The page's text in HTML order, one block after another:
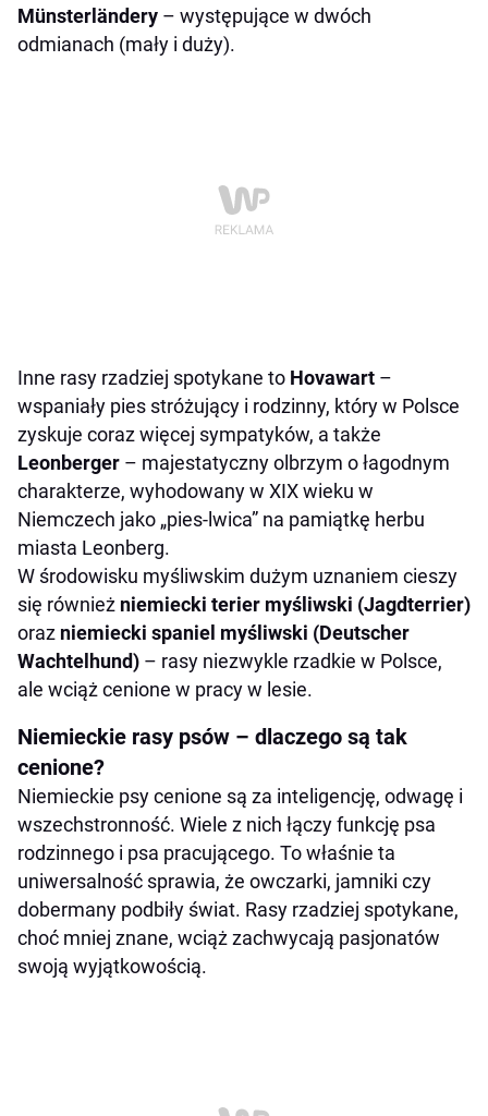
Münsterländery – występujące w dwóch
odmianach (mały i duży).
Inne rasy rzadziej spotykane to Hovawart –
wspaniały pies stróżujący i rodzinny, który w Polsce
zyskuje coraz więcej sympatyków, a także
Leonberger – majestatyczny olbrzym o łagodnym
charakterze, wyhodowany w XIX wieku w
Niemczech jako „pies-lwica” na pamiątkę herbu
miasta Leonberg.
W środowisku myśliwskim dużym uznaniem cieszy
się również niemiecki terier myśliwski (Jagdterrier)
oraz niemiecki spaniel myśliwski (Deutscher
Wachtelhund) – rasy niezwykle rzadkie w Polsce,
ale wciąż cenione w pracy w lesie.
Niemieckie rasy psów – dlaczego są tak
cenione?
Niemieckie psy cenione są za inteligencję, odwagę i
wszechstronność. Wiele z nich łączy funkcję psa
rodzinnego i psa pracującego. To właśnie ta
uniwersalność sprawia, że owczarki, jamniki czy
dobermany podbiły świat. Rasy rzadziej spotykane,
choć mniej znane, wciąż zachwycają pasjonatów
swoją wyjątkowością.